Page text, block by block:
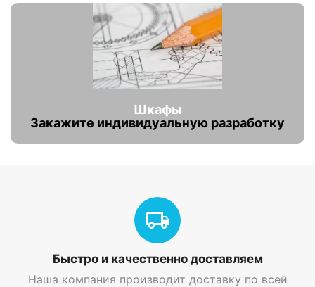
Шкафы
Закажите индивидуальную разработку
Быстро и качественно доставляем
Наша компания производит доставку по всей